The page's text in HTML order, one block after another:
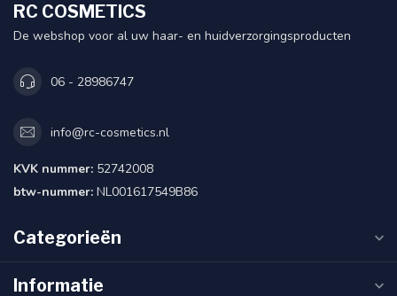
RC COSMETICS
De webshop voor al uw haar- en huidverzorgingsproducten
06 - 28986747
info@rc-cosmetics.nl
KVK nummer: 52742008
btw-nummer: NL001617549B86
Categorieën
Informatie